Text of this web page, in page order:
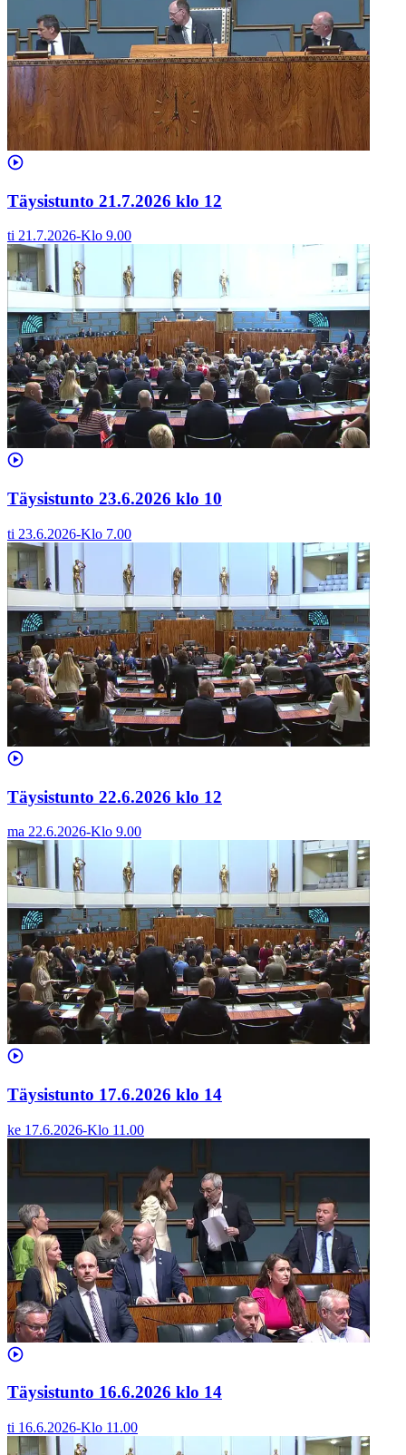
Täysistunto 21.7.2026 klo 12
ti 21.7.2026-Klo 9.00
Täysistunto 23.6.2026 klo 10
ti 23.6.2026-Klo 7.00
Täysistunto 22.6.2026 klo 12
ma 22.6.2026-Klo 9.00
Täysistunto 17.6.2026 klo 14
ke 17.6.2026-Klo 11.00
Täysistunto 16.6.2026 klo 14
ti 16.6.2026-Klo 11.00